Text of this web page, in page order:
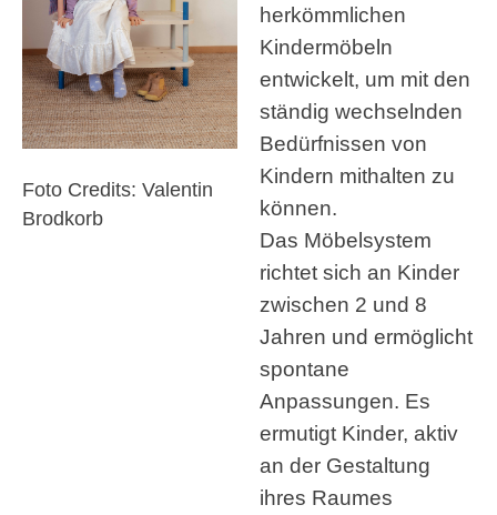
Foto Credits: Valentin
Brodkorb
herkömmlichen
Kindermöbeln
entwickelt, um mit den
ständig wechselnden
Bedürfnissen von
Kindern mithalten zu
können.
Das Möbelsystem
richtet sich an Kinder
zwischen 2 und 8
Jahren und ermöglicht
spontane
Anpassungen. Es
ermutigt Kinder, aktiv
an der Gestaltung
ihres Raumes